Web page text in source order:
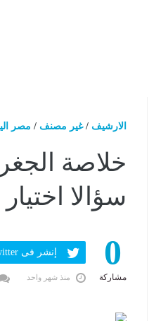
الارشيف /غير مصنف / مصر
سؤالا
0
مشاركة
إنشر فى Twitter
منذ شهر واحد